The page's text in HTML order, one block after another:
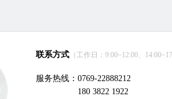
联系方式 （工作日：9:00~12:00、
服务热线：0769-22888212
180 3822 1922